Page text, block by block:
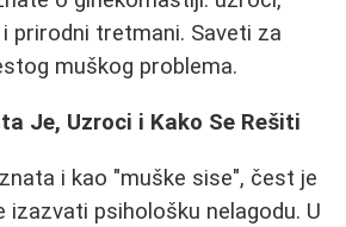
prirodni tretmani. Saveti za
muškog problema.
Je, Uzroci i Kako Se Rešiti
i kao "muške sise", čest je
izazvati psihološku nelagodu. U